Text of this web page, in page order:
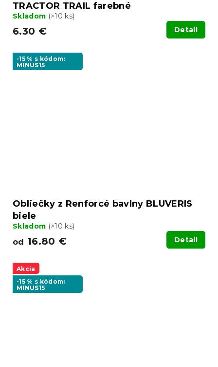
TRACTOR TRAIL farebné
Skladom (>10 ks)
6.30 € Detail
-15 % s kódom:
MINUS15
Obliečky z Renforcé bavlny BLUVERIS
biele
Skladom (>10 ks)
od 16.80 € Detail
Akcia
-15 % s kódom:
MINUS15